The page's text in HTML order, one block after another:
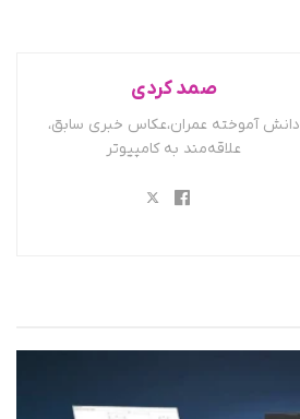
صمد کردی
دانش آموخته عمران،عکاس خبری سابق،
علاقه‌مند به کامپیوتر